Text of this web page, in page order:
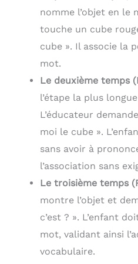
LUDIQUE : Ce jeu
comme cadeau enfant 2
ans, cadeau enfant 3 ans,
cadeau enfant 5 ans,
pensé pour développer
l’apprentissage par le jeu.
Une excellente idée
anniversaires, Noël ou
toute autre occasion, ce
reconnaître l’alphabet.
QUALITÉ GARANTIE : Ce
jeu est entièrement
des matériaux durables,
sûrs et certifiés CE.
experts de l’éducation, il
d’apprentissage de
nomme l’objet en le
touche un cube
cube ». Il associe la
mot.
Le deuxième temps
l’étape la plus
L’éducateur
moi le cube ».
sans avoir à
l’association sans
Le troisième temps
montre l’objet et
c’est ? ». L’enfant
mot, validant ainsi
vocabulaire.